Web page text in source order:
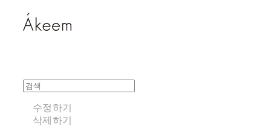
수정하기
삭제하기